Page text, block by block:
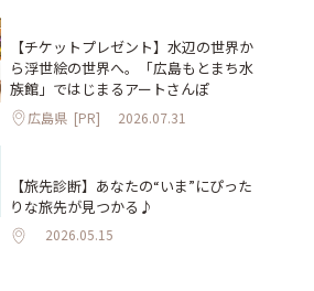
【チケットプレゼント】水辺の世界か
ら浮世絵の世界へ。「広島もとまち水
族館」ではじまるアートさんぽ
広島県 [PR] 2026.07.31
【旅先診断】あなたの“いま”にぴった
りな旅先が見つかる♪
2026.05.15